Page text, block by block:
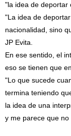
"la idea de deportar
"La idea de
nacionalidad, sino
JP Evita.
En ese sentido, el
eso se tienen que
"Lo que sucede
termina teniendo
la idea de una
y me parece que